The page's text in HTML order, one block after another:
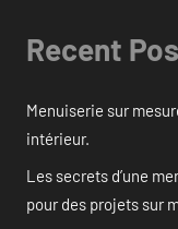
Recent
Menuiserie sur
intérieur.
Les secrets d’une
pour des projets sur